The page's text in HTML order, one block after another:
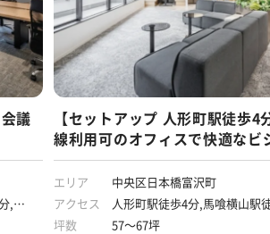
議
,馬
【セットアップ 人形町駅徒歩4
線利用可のオフィスで快適なビ
現
エリア
中央区日本橋富沢町
アクセス
人形町駅徒歩4分,馬喰横山駅
本橋駅徒歩7分,浜町駅徒歩7分
坪数
57～67坪